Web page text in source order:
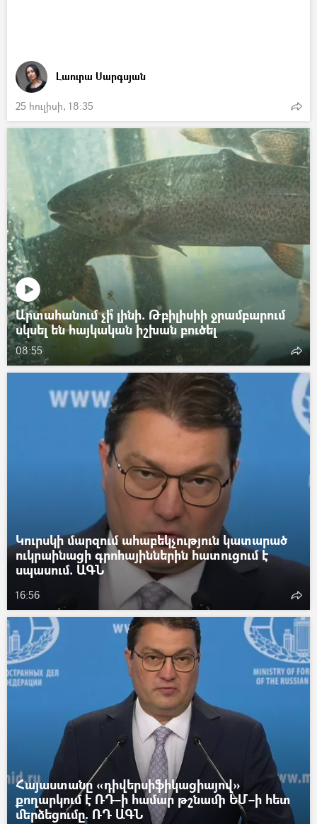
Լաուրա Սարգսյան
25 հուլիսի, 18:35
08:55
Արտահանում չի՞ լինի. Թբիլիսիի ջրամբարում
սկսել են հայկական իշխան բուծել
Կուրսկի մարզում ահաբեկչություն կատարած
ուկրաինացի գրոհայիններին հատուցում է
սպասում. ԱԳՆ
16:56
Հայաստանը «դիվերսիֆիկացիայով»
քողարկում է ՌԴ–ի համար թշնամի ԵՄ–ի հետ
մերձեցումը. ՌԴ ԱԳՆ